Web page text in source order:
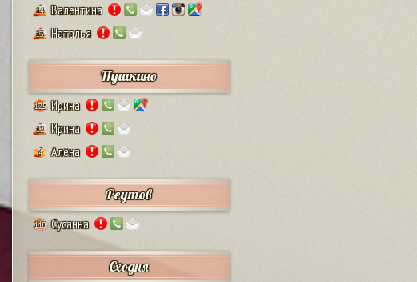
14 Валентина
13 Наталья
Пушкино
125 Ирина
12 Ирина
4 Алёна
Реутов
110 Сусанна
Сходня